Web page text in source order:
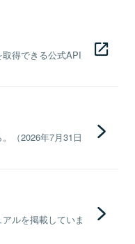
得できる公式API
（2026年7月31日
ルを掲載していま